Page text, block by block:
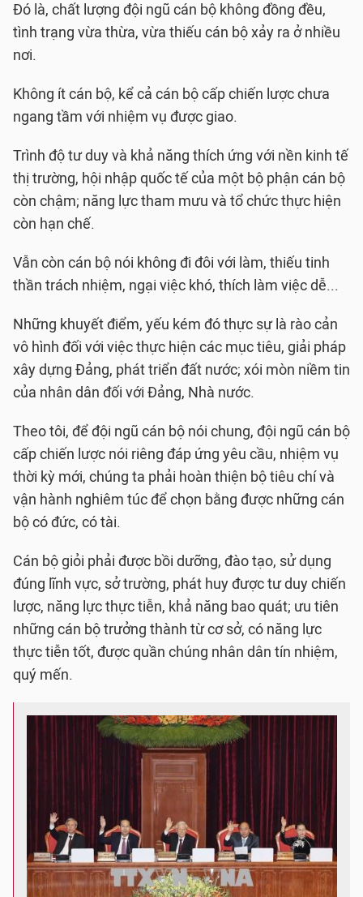
Đó là, chất lượng đội ngũ cán bộ không đồng đều,
tình trạng vừa thừa, vừa thiếu cán bộ xảy ra ở nhiều
nơi.
Không ít cán bộ, kể cả cán bộ cấp chiến lược chưa
ngang tầm với nhiệm vụ được giao.
Trình độ tư duy và khả năng thích ứng với nền kinh tế
thị trường, hội nhập quốc tế của một bộ phận cán bộ
còn chậm; năng lực tham mưu và tổ chức thực hiện
còn hạn chế.
Vẫn còn cán bộ nói không đi đôi với làm, thiếu tinh
thần trách nhiệm, ngại việc khó, thích làm việc dễ...
Những khuyết điểm, yếu kém đó thực sự là rào cản
vô hình đối với việc thực hiện các mục tiêu, giải pháp
xây dựng Đảng, phát triển đất nước; xói mòn niềm tin
của nhân dân đối với Đảng, Nhà nước.
Theo tôi, để đội ngũ cán bộ nói chung, đội ngũ cán bộ
cấp chiến lược nói riêng đáp ứng yêu cầu, nhiệm vụ
thời kỳ mới, chúng ta phải hoàn thiện bộ tiêu chí và
vận hành nghiêm túc để chọn bằng được những cán
bộ có đức, có tài.
Cán bộ giỏi phải được bồi dưỡng, đào tạo, sử dụng
đúng lĩnh vực, sở trường, phát huy được tư duy chiến
lược, năng lực thực tiễn, khả năng bao quát; ưu tiên
những cán bộ trưởng thành từ cơ sở, có năng lực
thực tiễn tốt, được quần chúng nhân dân tín nhiệm,
quý mến.